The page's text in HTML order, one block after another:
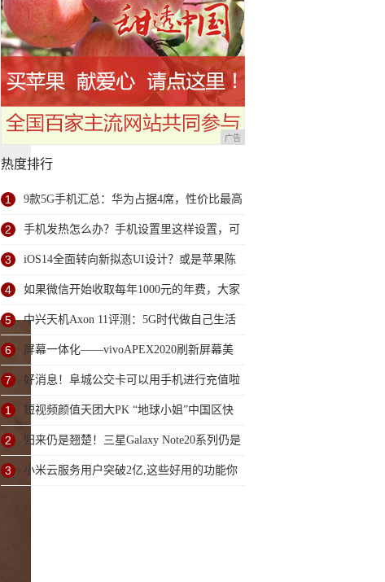
广告
热度排行
1 9款5G手机汇总：华为占据4席，性价比最高
的两款3千多就能买到
2 手机发热怎么办？手机设置里这样设置，可
以减少手机发热
3 iOS14全面转向新拟态UI设计？或是苹果陈
旧扁平设计最佳替代方案
4 如果微信开始收取每年1000元的年费，大家
还会不会使用微信？
5 中兴天机Axon 11评测：5G时代做自己生活
的“导演”
6 屏幕一体化——vivoAPEX2020刷新屏幕美
学，创造舒适视觉享受
7 好消息！阜城公交卡可以用手机进行充值啦
1 短视频颜值天团大PK “地球小姐”中国区快
手直通赛开启
2 归来仍是翘楚！三星Galaxy Note20系列仍是
高端旗舰首选
3 小米云服务用户突破2亿,这些好用的功能你